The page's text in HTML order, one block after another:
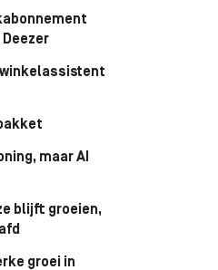
maar AI
blijft groeien,
groei in